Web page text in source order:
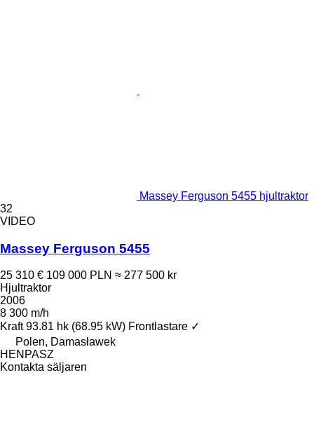
Massey Ferguson 5455 hjultraktor
32
VIDEO
Massey Ferguson 5455
25 310 € 109 000 PLN ≈ 277 500 kr
Hjultraktor
2006
8 300 m/h
Kraft 93.81 hk (68.95 kW) Frontlastare ✓
Polen, Damasławek
HENPASZ
Kontakta säljaren